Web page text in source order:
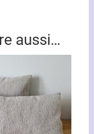
aussi…